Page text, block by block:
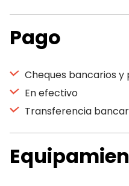
Pago
Cheques bancarios y
En efectivo
Transferencia